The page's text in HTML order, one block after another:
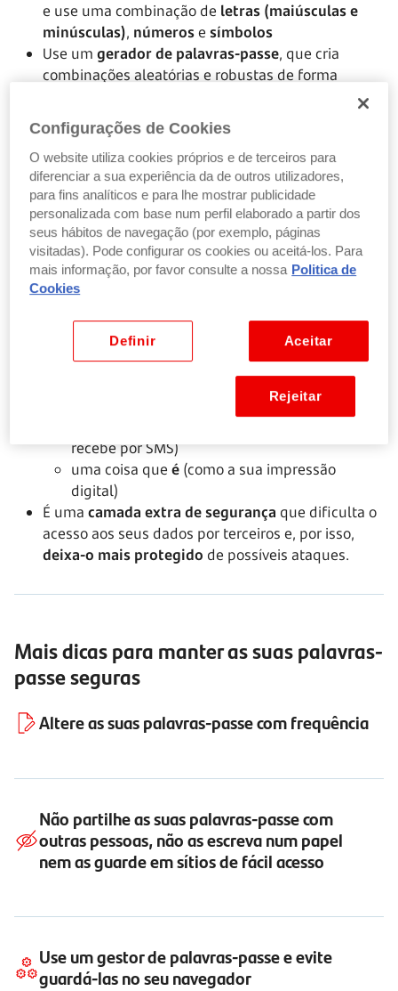
e use uma combinação de letras (maiúsculas e
minúsculas), númerose símbolos
Use um gerador de palavras-passe, que cria
combinações aleatórias e robustas de forma
Utilize credenciais de acesso
ou serviço. Assim, se uma for de alguma forma
comprometida, as restantes não serão.
Ative a autenticação multi-fator, sempre que
for possível
A autenticação multi-fator
informações para verificar a sua identidadee
aceder às suas contas de utilizador ou dispositivos.
Estas informações podem ser de 3 tipos:
(como uma palavra-passe
recebe por SMS)
uma coisa que é (como a sua impressão
digital)
É uma camada extra de segurança que dificulta o
acesso aos seus dados por terceiros e, por isso,
deixa-o mais protegido de possíveis ataques.
Mais dicas para manter as suas palavras-
passe seguras
Altere as suas palavras-passe com frequência
Não partilhe as suas palavras-passe com
outras pessoas, não as escreva num papel
nem as guarde em sítios de fácil acesso
Use um gestor de palavras-passe e evite
guardá-las no seu navegador
Configurações de Cookies
O website utiliza cookies próprios e de terceiros para
diferenciar a sua experiência da de outros utilizadores,
para fins analíticos e para lhe mostrar publicidade
personalizada com base num perfil elaborado a partir dos
seus hábitos de navegação (por exemplo, páginas
visitadas). Pode configurar os cookies ou aceitá-los. Para
mais informação, por favor consulte a nossa Politica de
Cookies
Aceitar
Definir
Rejeitar